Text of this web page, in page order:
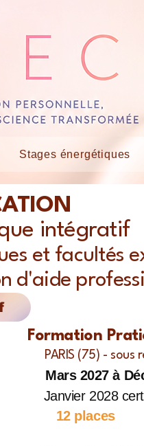
Stages énergétiques
intégratif
et facultés
d'aide
Formation
PARIS (75) -
Mars 2027 à
Janvier 2028
12 places